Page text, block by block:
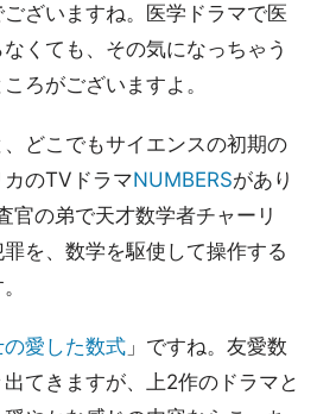
ざいますね。医学ドラマで医
くても、その気になっちゃう
ろがございますよ。
、どこでもサイエンスの初期の
のTVドラマNUMBERSがあり
官の弟で天才数学者チャーリ
を、数学を駆使して操作する
の愛した数式 」ですね。友愛数
てきますが、上2作のドラマと